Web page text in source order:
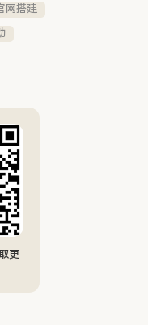
网搭建
更